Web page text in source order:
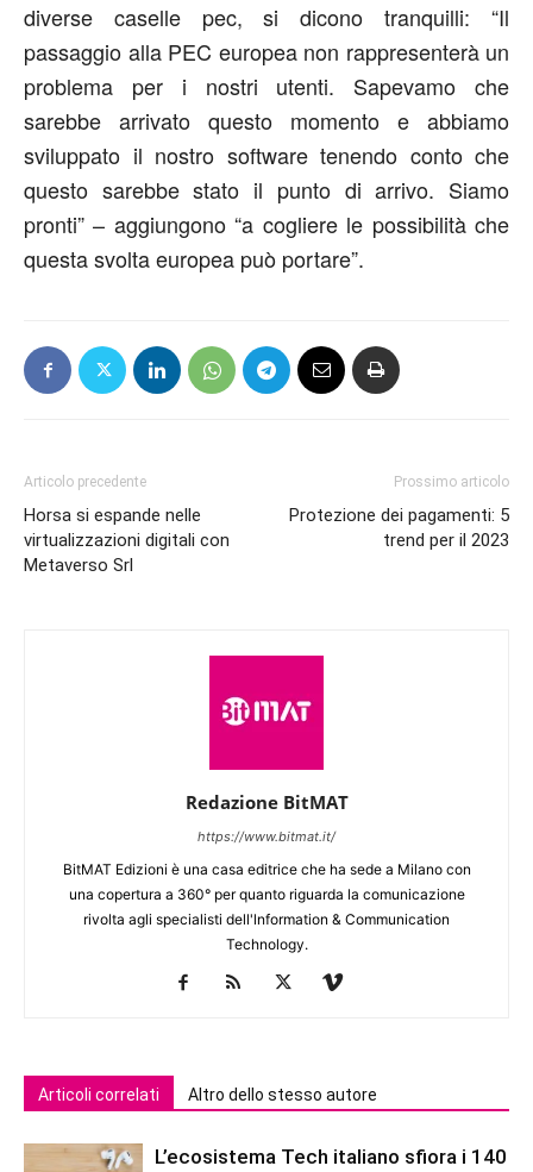
diverse caselle pec, si dicono tranquilli: “Il
passaggio alla PEC europea non rappresenterà un
problema per i nostri utenti. Sapevamo che
sarebbe arrivato questo momento e abbiamo
sviluppato il nostro software tenendo conto che
questo sarebbe stato il punto di arrivo. Siamo
pronti” – aggiungono “a cogliere le possibilità che
questa svolta europea può portare”.
Articolo precedente
Horsa si espande nelle
virtualizzazioni digitali con
Metaverso Srl
Prossimo articolo
Protezione dei pagamenti: 5
trend per il 2023
Redazione BitMAT
https://www.bitmat.it/
BitMAT Edizioni è una casa editrice che ha sede a Milano con
una copertura a 360° per quanto riguarda la comunicazione
rivolta agli specialisti dell'lnformation & Communication
Technology.
Articoli correlati Altro dello stesso autore
L’ecosistema Tech italiano sfiora i 140